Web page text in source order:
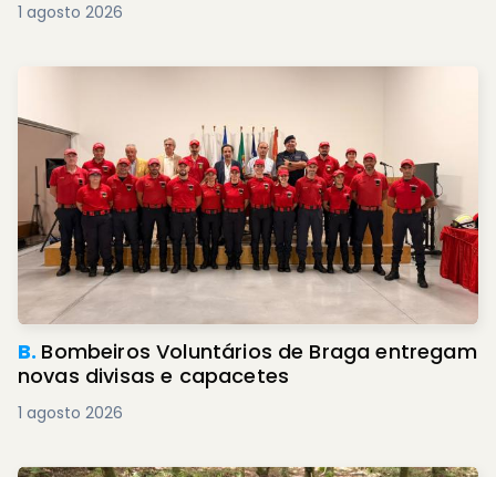
1 agosto 2026
B. Bombeiros Voluntários de Braga entregam
novas divisas e capacetes
1 agosto 2026